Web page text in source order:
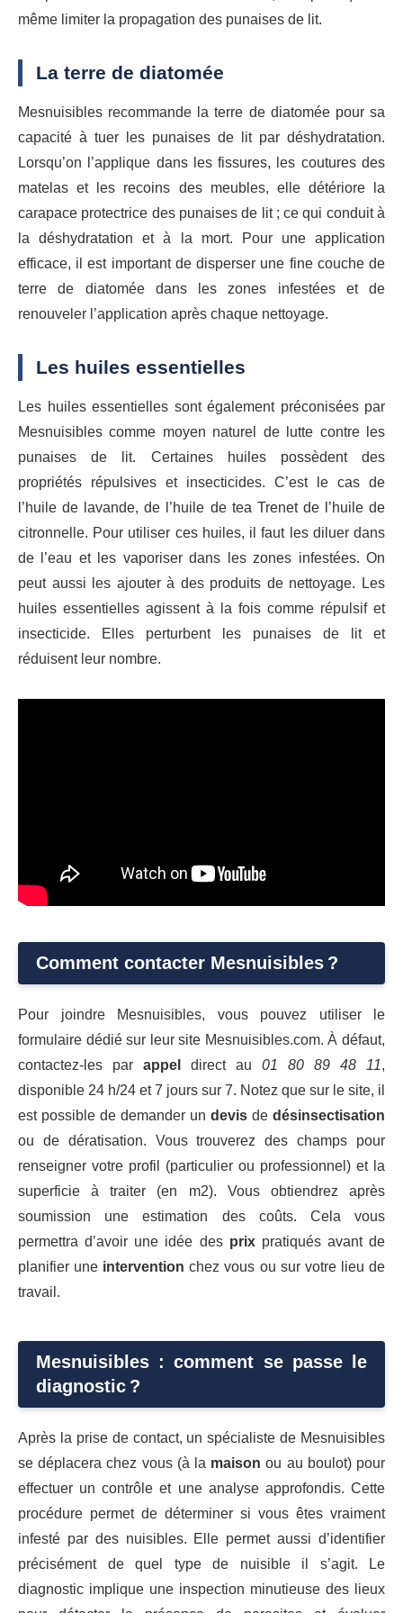
même limiter la propagation des punaises de lit.
La terre de diatomée
Mesnuisibles recommande la terre de diatomée pour sa
capacité à tuer les punaises de lit par déshydratation.
Lorsqu’on l’applique dans les fissures, les coutures des
matelas et les recoins des meubles, elle détériore la
carapace protectrice des punaises de lit ; ce qui conduit à
la déshydratation et à la mort. Pour une application
efficace, il est important de disperser une fine couche de
terre de diatomée dans les zones infestées et de
renouveler l’application après chaque nettoyage.
Les huiles essentielles
Les huiles essentielles sont également préconisées par
Mesnuisibles comme moyen naturel de lutte contre les
punaises de lit. Certaines huiles possèdent des
propriétés répulsives et insecticides. C’est le cas de
l’huile de lavande, de l’huile de tea Trenet de l’huile de
citronnelle. Pour utiliser ces huiles, il faut les diluer dans
de l’eau et les vaporiser dans les zones infestées. On
peut aussi les ajouter à des produits de nettoyage. Les
huiles essentielles agissent à la fois comme répulsif et
insecticide. Elles perturbent les punaises de lit et
réduisent leur nombre.
Comment contacter Mesnuisibles ?
Pour joindre Mesnuisibles, vous pouvez utiliser le
formulaire dédié sur leur site Mesnuisibles.com. À défaut,
contactez-les par appel direct au 01 80 89 48 11,
disponible 24 h/24 et 7 jours sur 7. Notez que sur le site, il
est possible de demander un devis de désinsectisation
ou de dératisation. Vous trouverez des champs pour
renseigner votre profil (particulier ou professionnel) et la
superficie à traiter (en m2). Vous obtiendrez après
soumission une estimation des coûts. Cela vous
permettra d’avoir une idée des prixpratiqués avant de
planifier une intervention chez vous ou sur votre lieu de
travail.
Mesnuisibles : comment se passe le
diagnostic ?
Après la prise de contact, un spécialiste de Mesnuisibles
se déplacera chez vous (à la maison ou au boulot) pour
effectuer un contrôle et une analyse approfondis. Cette
procédure permet de déterminer si vous êtes vraiment
infesté par des nuisibles. Elle permet aussi d’identifier
précisément de quel type de nuisible il s’agit. Le
diagnostic implique une inspection minutieuse des lieux